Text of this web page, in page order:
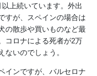
上続いています。外出
すが、スペインの場合は
の散歩や買いものなど最
コロナによる死者が2万
ないのでしょう。
インですが、バルセロナ